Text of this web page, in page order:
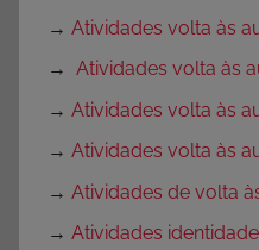
→ Atividades volta às
→ Atividades volta às
→ Atividades volta às
→ Atividades volta às
→ Atividades de volta
→ Atividades